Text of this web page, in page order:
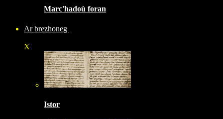
Marc'hadoù foran
Ar brezhoneg
X
Istor